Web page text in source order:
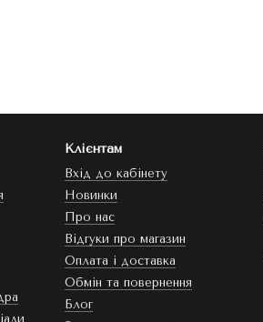
Клієнтам
Вхід до кабінету
Новинки
Про нас
Відгуки про магазин
Оплата і доставка
Обмін та повернення
Блог